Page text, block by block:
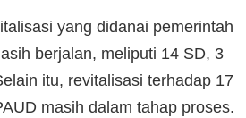
yang didanai pemerintah
berjalan, meliputi 14 SD, 3
itu, revitalisasi terhadap 17
masih dalam tahap proses.